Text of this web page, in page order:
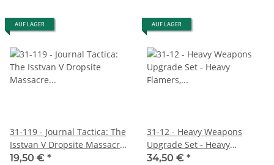
AUF LAGER
31-119 - Journal Tactica: The
Isstvan V Dropsite Massacre
- Part One (ENGLISCH)
19,50 € *
AUF LAGER
31-12 - Heavy Weapons
Upgrade Set - Heavy
Flamers, Multi-Meltas and
34,50 € *